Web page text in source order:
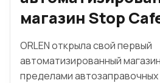
магазин Stop
ORLEN открыла свой первый
автоматизированный
пределами автозаправочных